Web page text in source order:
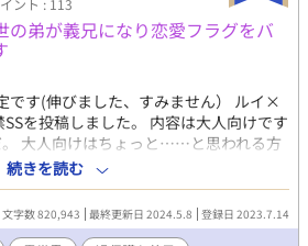
としてお楽しみいただけると幸いです
ント : 113
の弟が義兄になり恋愛フラグをバ
です(伸びました、すみません） ルイ×
を投稿しました。 内容は大人向けです
大人向けはちょっと……と思われる方
お楽しみください(*^^*) ＊＊ 第11回Ｂ
ました。 最終順位は88位でした！ とて
うございました！ 引き続き、最後までお
す。 感想・お気に入り・しおり、あり
続きを読む
文字数 820,943 最終更新日 2024.5.8 登録日 2023.7.14